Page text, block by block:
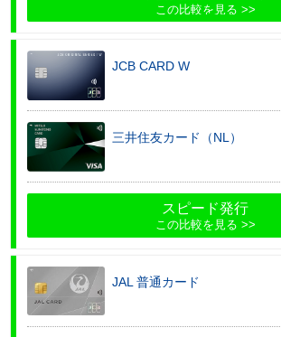
この比較を見る
JCB CARD W
三井住友カード（NL）
スピード発行
この比較を見る
JAL 普通カード